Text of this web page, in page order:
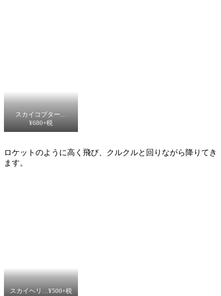
スカイコプター…
¥680+税
ロケットのように高く飛び、クルクルと回りながら降りてき
ます。
スカイヘリ…¥500+税